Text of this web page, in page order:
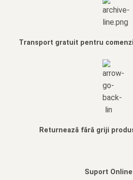
Transport gratuit pentru
Returnează fără griji
Suport Online